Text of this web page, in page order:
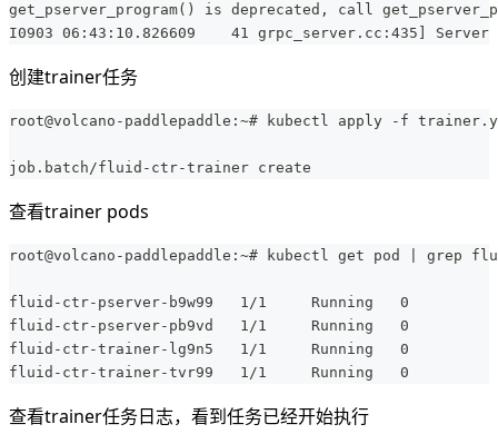
get_pserver_program() is deprecated, call
I0903 06:43:10.826609    41 grpc_server.cc:435]
创建trainer任务
root@volcano-paddlepaddle:~# kubectl apply -f
job.batch/fluid-ctr-trainer create
查看trainer pods
root@volcano-paddlepaddle:~# kubectl get pod | grep
fluid-ctr-pserver-b9w99   1/1     Running   0
fluid-ctr-pserver-pb9vd   1/1     Running   0
fluid-ctr-trainer-lg9n5   1/1     Running   0
fluid-ctr-trainer-tvr99   1/1     Running   0
查看trainer任务日志，看到任务已经开始执行